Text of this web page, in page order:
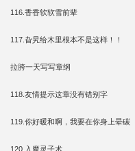
116.香香软软雪前辈
117.旮旯给木里根本不是这样！！
拉胯一天写写章纲
118.友情提示这章没有错别字
119.你好暖和啊，我要在你身上晕碳
120.入魔灵子术